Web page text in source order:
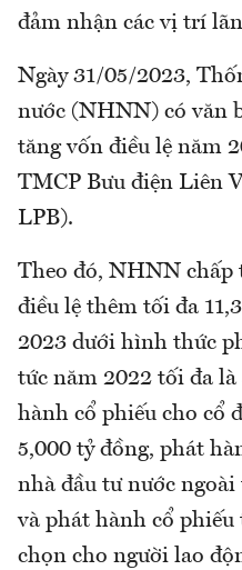
đảm nhận các vị trí
Ngày 31/05/2023,
nước (NHNN) có văn
tăng vốn điều lệ năm
TMCP Bưu điện Liên
LPB).
Theo đó, NHNN chấp
điều lệ thêm tối đa
2023 dưới hình thức
tức năm 2022 tối đa là
hành cổ phiếu cho cổ
5,000 tỷ đồng, phát
nhà đầu tư nước
và phát hành cổ
chọn cho người lao